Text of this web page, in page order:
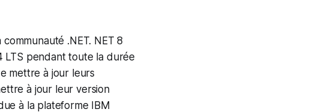
.NET. NET 8
LTS pendant toute la durée
mettre à jour leurs
à jour leur version
à la plateforme IBM